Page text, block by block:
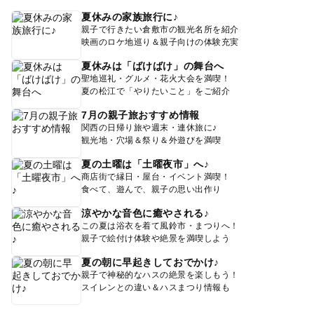
夏休みの家族旅行に♪
親子で行きたい倉敷市の観光名所を紹介
映画のロケ地巡り＆親子向けの体験充実
夏休みは「ばけばけ」の舞台へ
聖地巡礼・グルメ・花火大会を満喫！
夏の松江で「やりたいこと」をご紹介
7月の親子旅おすすめ情報
関西の日帰り旅や週末・連休旅に♪
観光地・穴場＆祭り＆外遊びを満喫
夏の土曜は「土曜夜市」へ♪
商店街で縁日・屋台・イベント満喫！
食べて、遊んで、親子の思い出作り
涼やかな音色に癒やされる♪
この夏は浴衣を着て風鈴市・まつりへ！
親子で絵付け体験や絶景を満喫しよう
夏の朝に早起きしておでかけ♪
親子で神秘的なハスの絶景を楽しもう！
スイレンとの違い＆ハスまつり情報も